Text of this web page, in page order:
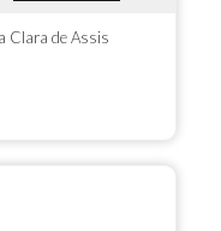
Clara de Assis